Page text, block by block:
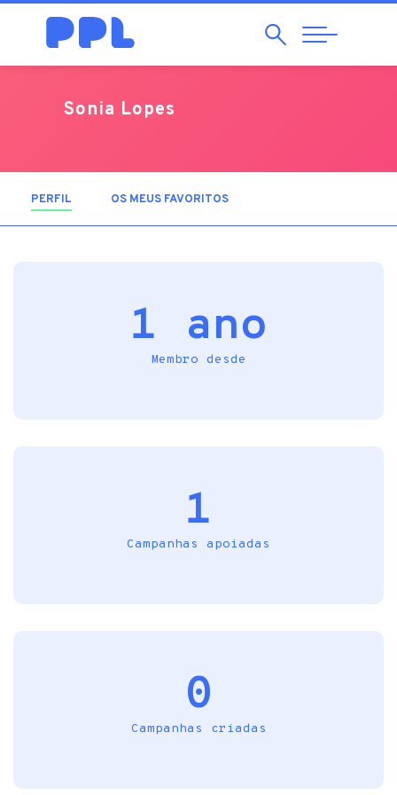
Pesquisar
Abrir
Navegação
Sonia Lopes
PERFIL (SEPARADOR ATIVO)
OS MEUS FAVORITOS
1 ano
Membro desde
1
Campanhas apoiadas
0
Campanhas criadas